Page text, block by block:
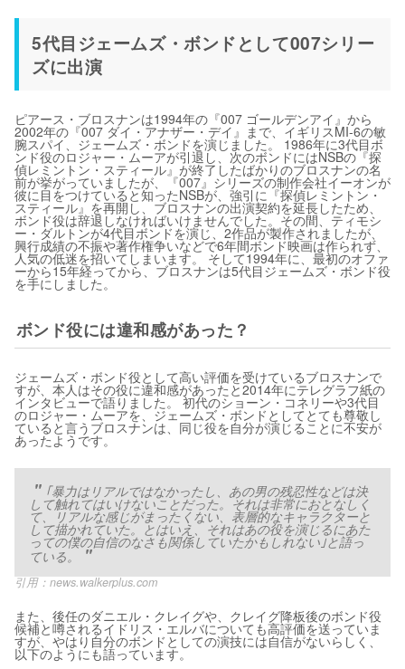
5代目ジェームズ・ボンドとして007シリー
ズに出演
ピアース・ブロスナンは1994年の『007 ゴールデンアイ』から
2002年の『007 ダイ・アナザー・デイ』まで、イギリスMI-6の敏
腕スパイ、ジェームズ・ボンドを演じました。 1986年に3代目ボ
ンド役のロジャー・ムーアが引退し、次のボンドにはNSBの『探
偵レミントン・スティール』が終了したばかりのブロスナンの名
前が挙がっていましたが、『007』シリーズの制作会社イーオンが
彼に目をつけていると知ったNSBが、強引に『探偵レミントン・
スティール』を再開し、ブロスナンの出演契約を延長したため、
ボンド役は辞退しなければいけませんでした。その間、ティモシ
ー・ダルトンが4代目ボンドを演じ、2作品が製作されましたが、
興行成績の不振や著作権争いなどで6年間ボンド映画は作られず、
人気の低迷を招いてしまいます。 そして1994年に、最初のオファ
ーから15年経ってから、ブロスナンは5代目ジェームズ・ボンド役
を手にしました。
ボンド役には違和感があった？
ジェームズ・ボンド役として高い評価を受けているブロスナンで
すが、本人はその役に違和感があったと2014年にテレグラフ紙の
インタビューで語りました。 初代のショーン・コネリーや3代目
のロジャー・ムーアを、ジェームズ・ボンドとしてとても尊敬し
ていると言うブロスナンは、同じ役を自分が演じることに不安が
あったようです。
｢暴力はリアルではなかったし、あの男の残忍性などは決
して触れてはいけないことだった。それは非常におとなしく
て、リアルな感じがまったくない、表層的なキャラクターと
して描かれていた。とはいえ、それはあの役を演じるにあた
っての僕の自信のなさも関係していたかもしれない｣と語っ
ている。
引用：news.walkerplus.com
また、後任のダニエル・クレイグや、クレイグ降板後のボンド役
候補と噂されるイドリス・エルバについても高評価を送っていま
すが、やはり自分のボンドとしての演技には自信がないらしく、
以下のようにも語っています。